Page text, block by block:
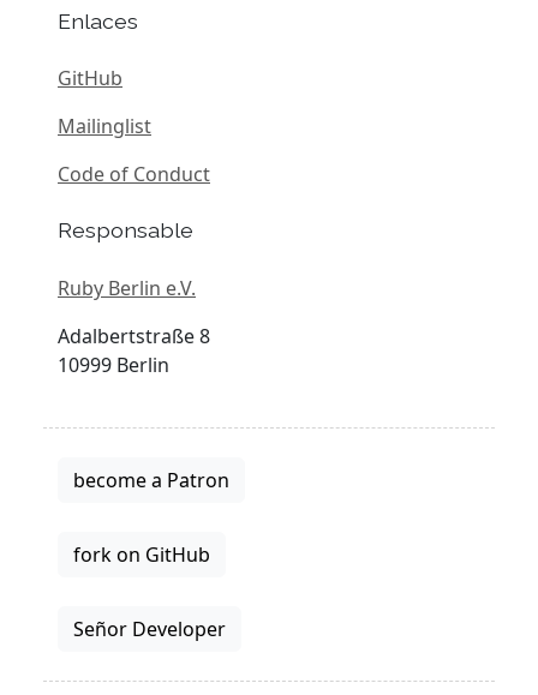
Enlaces
GitHub
Mailinglist
Code of Conduct
Responsable
Ruby Berlin e.V.
Adalbertstraße 8
10999 Berlin
become a Patron
fork on GitHub
Señor Developer